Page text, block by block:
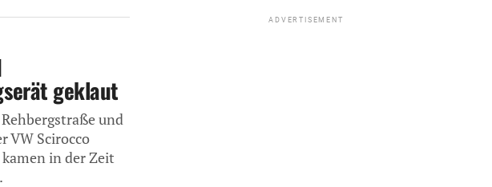
geklaut
und
VW Scirocco
in der Zeit
ADVERTISEMENT